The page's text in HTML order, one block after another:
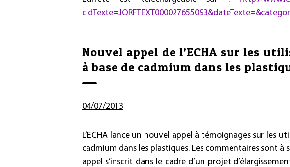
Nouvel appel de l’ECHA sur les
à base de cadmium dans les
04/07/2013
L’ECHA lance un nouvel appel à témoignages sur les
cadmium dans les plastiques. Les commentaires sont
appel s’inscrit dans le cadre d’un projet